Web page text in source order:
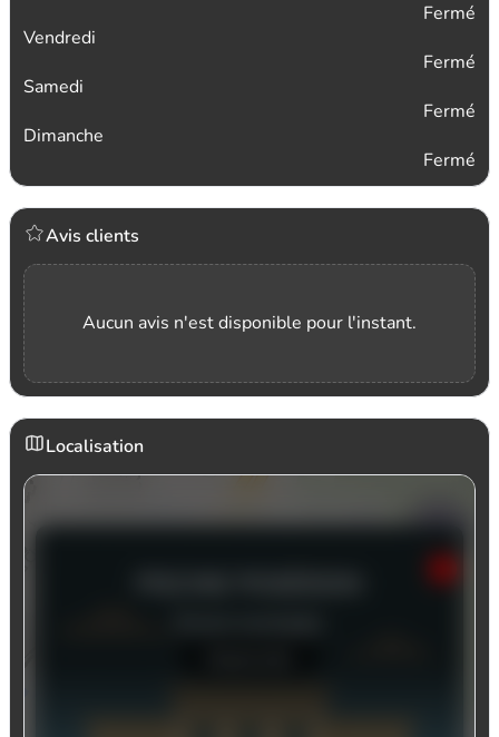
Fermé
Vendredi
Fermé
Samedi
Fermé
Dimanche
Fermé
Avis clients
Aucun avis n'est disponible pour l'instant.
Localisation